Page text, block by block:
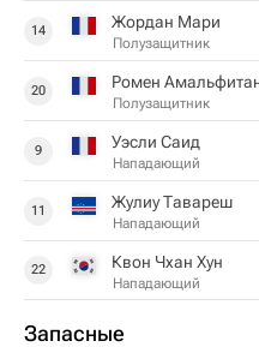
14 Жордан Мари
Полузащитник
20 Ромен
Полузащитник
9 Уэсли Саид
Нападающий
11 Жулиу Тавареш
Нападающий
22 Квон Чхан Хун
Нападающий
Запасные